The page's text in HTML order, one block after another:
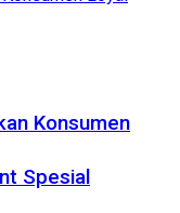
Konsumen
Spesial